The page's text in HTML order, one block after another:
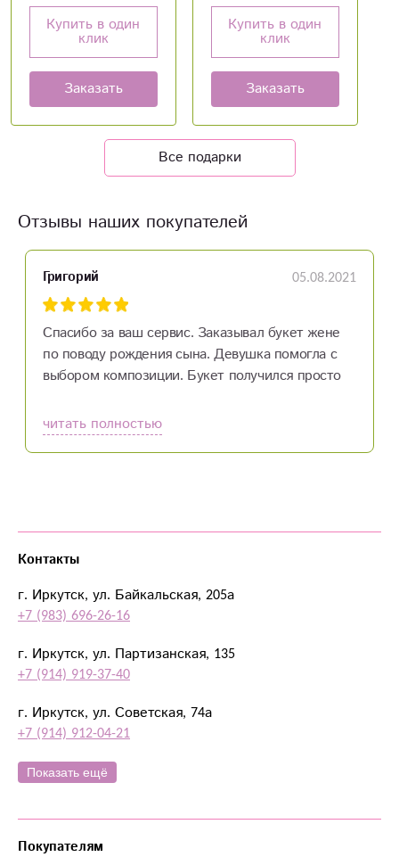
Купить в один
клик
Заказать
Купить в один
клик
Заказать
Все подарки
Отзывы наших покупателей
Григорий 05.08.2021
Спасибо за ваш сервис. Заказывал букет жене
по поводу рождения сына. Девушка помогла с
выбором композиции. Букет получился просто
меня было очень важно.
читать полностью
Контакты
г. Иркутск, ул. Байкальская, 205а
+7 (983) 696-26-16
г. Иркутск, ул. Партизанская, 135
+7 (914) 919-37-40
г. Иркутск, ул. Советская, 74а
+7 (914) 912-04-21
Показать ещё
Покупателям